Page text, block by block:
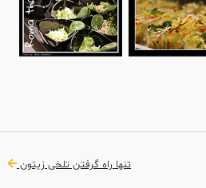
تنها راه گرفتن تلخی زیتون